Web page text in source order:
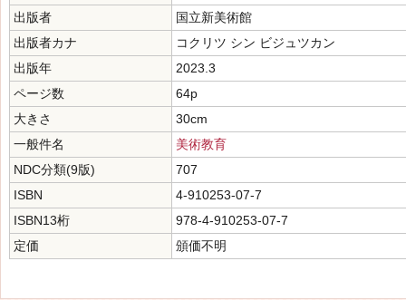
出版者
国立新美術館
出版者カナ
コクリツ シン ビジュツカン
出版年
2023.3
ページ数
64p
大きさ
30cm
一般件名
美術教育
NDC分類(9版)
707
ISBN
4-910253-07-7
ISBN13桁
978-4-910253-07-7
定価
頒価不明